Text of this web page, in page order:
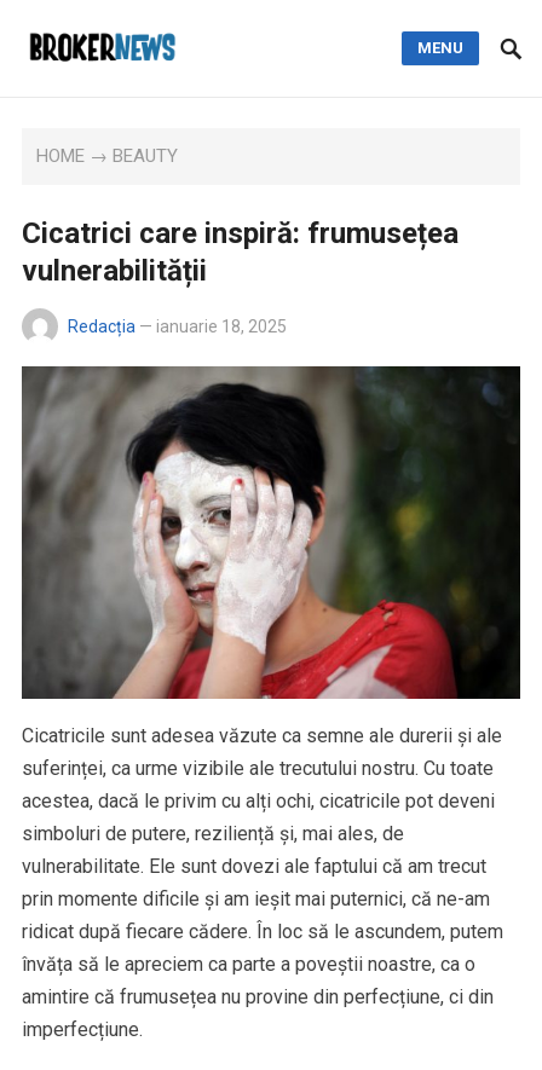
MENU
HOME →BEAUTY
Cicatrici care inspiră: frumusețea
vulnerabilității
Redacția — ianuarie 18, 2025
Cicatricile sunt adesea văzute ca semne ale durerii și ale
suferinței, ca urme vizibile ale trecutului nostru. Cu toate
acestea, dacă le privim cu alți ochi, cicatricile pot deveni
simboluri de putere, reziliență și, mai ales, de
vulnerabilitate. Ele sunt dovezi ale faptului că am trecut
prin momente dificile și am ieșit mai puternici, că ne-am
ridicat după fiecare cădere. În loc să le ascundem, putem
învăța să le apreciem ca parte a poveștii noastre, ca o
amintire că frumusețea nu provine din perfecțiune, ci din
imperfecțiune.